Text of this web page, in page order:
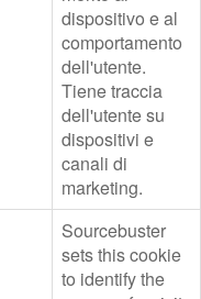
dispositivo e al
comportamento
dell'utente.
Tiene traccia
dell'utente su
dispositivi e
canali di
marketing.
Sourcebuster
sets this cookie
to identify the